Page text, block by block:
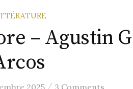
– Agustin
2025 / 3 Comments